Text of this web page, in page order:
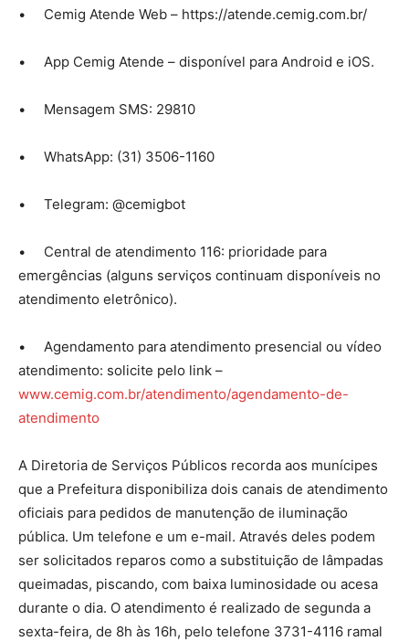
• Cemig Atende Web – https://atende.cemig.com.br/
• App Cemig Atende – disponível para Android e iOS.
• Mensagem SMS: 29810
• WhatsApp: (31) 3506-1160
• Telegram: @cemigbot
• Central de atendimento 116: prioridade para
emergências (alguns serviços continuam disponíveis no
atendimento eletrônico).
• Agendamento para atendimento presencial ou vídeo
atendimento: solicite pelo link –
www.cemig.com.br/atendimento/agendamento-de-
atendimento
A Diretoria de Serviços Públicos recorda aos munícipes
que a Prefeitura disponibiliza dois canais de atendimento
oficiais para pedidos de manutenção de iluminação
pública. Um telefone e um e-mail. Através deles podem
ser solicitados reparos como a substituição de lâmpadas
queimadas, piscando, com baixa luminosidade ou acesa
durante o dia. O atendimento é realizado de segunda a
sexta-feira, de 8h às 16h, pelo telefone 3731-4116 ramal